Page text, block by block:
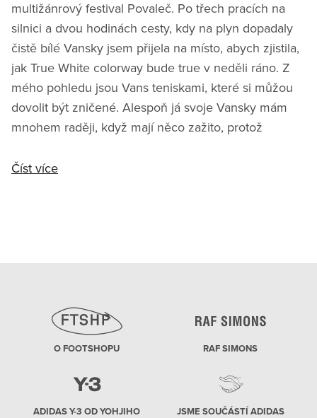
multižánrový festival Povaleč. Po třech pracích na
silnici a dvou hodinách cesty, kdy na plyn dopadaly
čistě bílé Vansky jsem přijela na místo, abych zjistila,
jak True White colorway bude true v neděli ráno. Z
mého pohledu jsou Vans teniskami, které si můžou
dovolit být zničené. Alespoň já svoje Vansky mám
mnohem raději, když mají něco zažito, protož
Číst více
O FOOTSHOPU RAF SIMONS
ADIDAS Y-3 OD YOHJIHO
JSME SOUČÁSTÍ ADIDAS